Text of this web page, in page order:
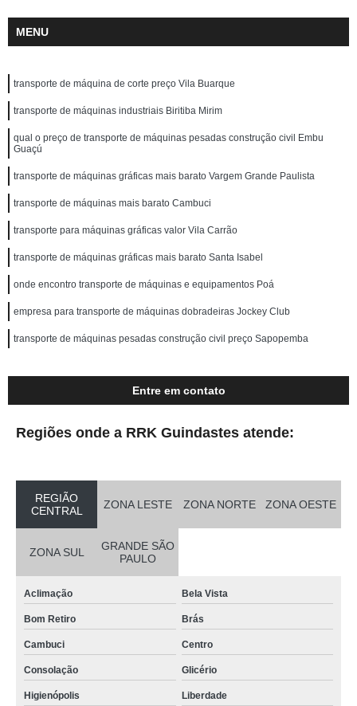
MENU
transporte de máquina de corte preço Vila Buarque
transporte de máquinas industriais Biritiba Mirim
qual o preço de transporte de máquinas pesadas construção civil Embu
Guaçú
transporte de máquinas gráficas mais barato Vargem Grande Paulista
transporte de máquinas mais barato Cambuci
transporte para máquinas gráficas valor Vila Carrão
transporte de máquinas gráficas mais barato Santa Isabel
onde encontro transporte de máquinas e equipamentos Poá
empresa para transporte de máquinas dobradeiras Jockey Club
transporte de máquinas pesadas construção civil preço Sapopemba
Entre em contato
Regiões onde a RRK Guindastes atende:
REGIÃO
CENTRAL
ZONA LESTE ZONA NORTE ZONA OESTE
ZONA SUL
GRANDE SÃO
PAULO
Aclimação Bela Vista
Bom Retiro Brás
Cambuci Centro
Consolação Glicério
Higienópolis Liberdade